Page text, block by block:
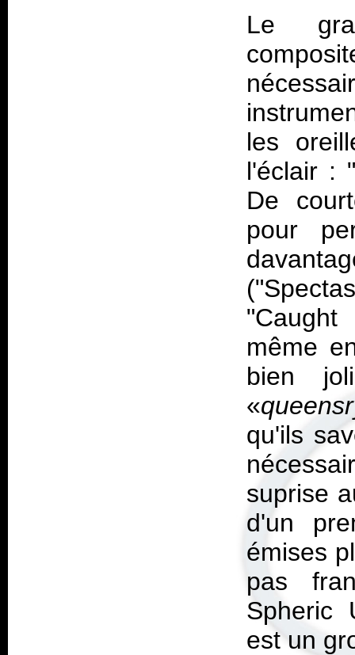
Le
les
l'éclair :
De
pour
même
bien
«
qu'ils
suprise
d'un
émises
pas
Spheric
est un